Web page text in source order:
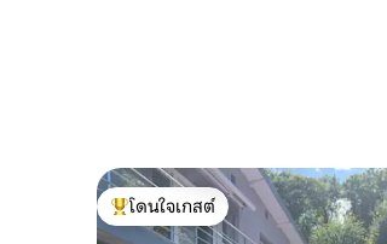
โดนใจเกสต์ที่สุด
โดนใจเกสต์